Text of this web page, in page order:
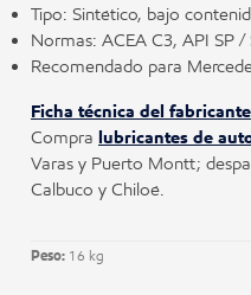
Tipo: Sintético, bajo
Normas: ACEA C3, API SP /
Recomendado para
Ficha técnica del fabricante
Compra lubricantes de
Varas y Puerto Montt;
Calbuco y Chiloé.
Peso: 16 kg